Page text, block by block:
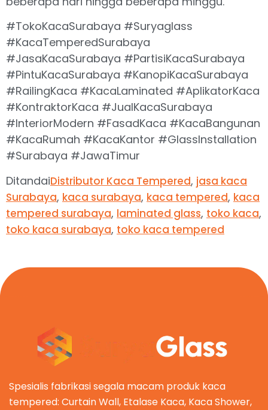
#TokoKacaSurabaya #Suryaglass
#KacaTemperedSurabaya
#JasaKacaSurabaya #PartisiKacaSurabaya
#PintuKacaSurabaya #KanopiKacaSurabaya
#RailingKaca #KacaLaminated #AplikatorKaca
#KontraktorKaca #JualKacaSurabaya
#InteriorModern #FasadKaca #KacaBangunan
#KacaRumah #KacaKantor #GlassInstallation
#Surabaya #JawaTimur
DitandaiDistributor Kaca Tempered, jasa kaca
Surabaya, kaca surabaya, kaca tempered, kaca
tempered surabaya, laminated glass, toko kaca,
toko kaca surabaya, toko kaca tempered
Spesialis fabrikasi segala macam produk kaca
tempered: Curtain Wall, Etalase Kaca, Kaca Shower,